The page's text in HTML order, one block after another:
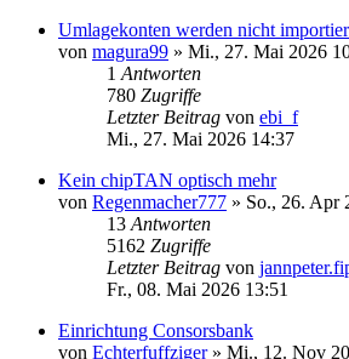
Umlagekonten werden nicht
von magura99 » Mi., 27. Mai 2026
1 Antworten
780 Zugriffe
Letzter Beitrag von ebi_f
Mi., 27. Mai 2026 14:37
Kein chipTAN optisch mehr
von Regenmacher777 » So., 26. Apr
13 Antworten
5162 Zugriffe
Letzter Beitrag von
Fr., 08. Mai 2026 13:51
Einrichtung Consorsbank
von Echterfuffziger» Mi., 12. Nov